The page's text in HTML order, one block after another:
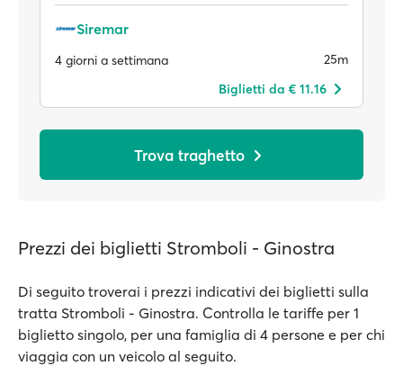
Siremar
4 giorni a settimana
25m
Biglietti da € 11.16
Trova traghetto
Prezzi dei biglietti Stromboli - Ginostra
Di seguito troverai i prezzi indicativi dei biglietti sulla
tratta Stromboli - Ginostra. Controlla le tariffe per 1
biglietto singolo, per una famiglia di 4 persone e per chi
viaggia con un veicolo al seguito.